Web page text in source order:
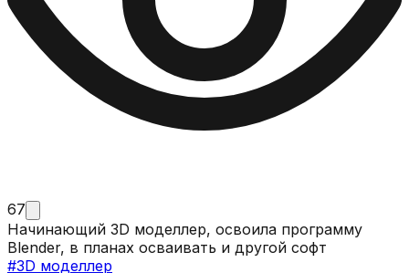
67
Начинающий 3D моделлер, освоила программу
Blender, в планах осваивать и другой софт
#3D моделлер